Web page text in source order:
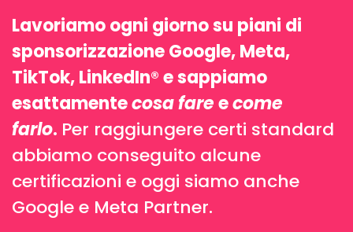
Lavoriamo ogni giorno su piani di
sponsorizzazione Google, Meta,
TikTok, LinkedIn®e sappiamo
esattamentecosa fareecome
farlo. Per raggiungere certi standard
abbiamo conseguito alcune
certificazioni e oggi siamo anche
Google e Meta Partner.